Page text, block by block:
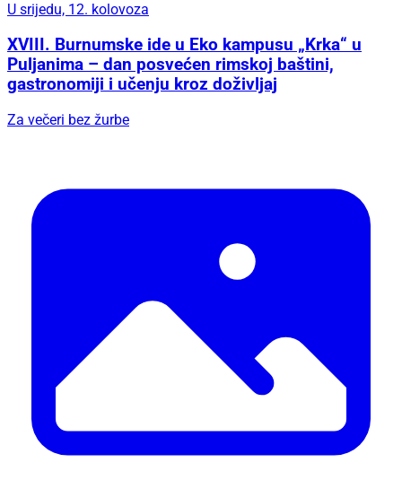
U srijedu, 12. kolovoza
XVIII. Burnumske ide u Eko kampusu „Krka“ u
Puljanima – dan posvećen rimskoj baštini,
gastronomiji i učenju kroz doživljaj
Za večeri bez žurbe